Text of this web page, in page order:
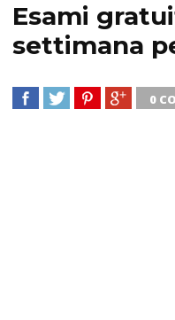
Esami
settimana
0